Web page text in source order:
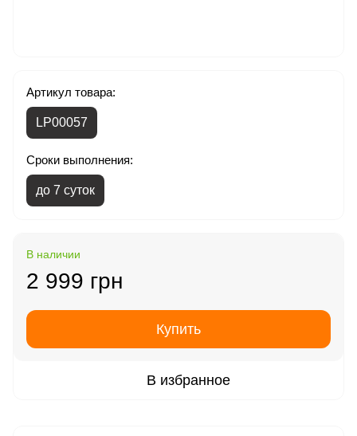
Артикул товара:
LP00057
Сроки выполнения:
до 7 суток
В наличии
2 999 грн
Купить
В избранное